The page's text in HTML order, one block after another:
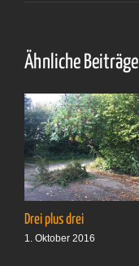
Ähnliche Beiträge
Drei plus drei
1. Oktober 2016